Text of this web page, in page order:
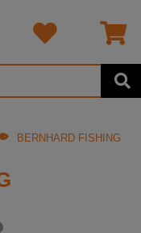
BERNHARD FISHING